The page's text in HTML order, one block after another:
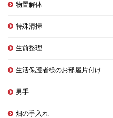
物置解体
特殊清掃
生前整理
生活保護者様のお部屋片付け
男手
畑の手入れ